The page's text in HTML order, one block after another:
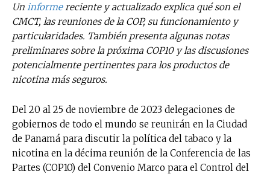
Un informereciente y actualizado explica qué son el
CMCT, las reuniones de la COP, su funcionamiento y
particularidades. También presenta algunas notas
preliminares sobre la próxima COP10 y las discusiones
potencialmente pertinentes para los productos de
nicotina más seguros.
Del 20 al 25 de noviembre de 2023 delegaciones de
gobiernos de todo el mundo se reunirán en la Ciudad
de Panamá para discutir la política del tabaco y la
nicotina en la décima reunión de la Conferencia de las
Partes (COP10) del Convenio Marco para el Control del